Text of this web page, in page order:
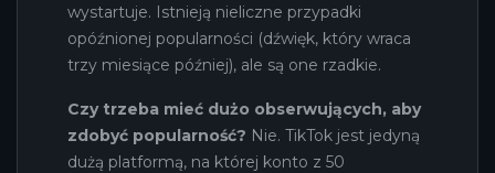
wystartuje. Istnieją nieliczne przypadki
opóźnionej popularności (dźwięk, który wraca
trzy miesiące później), ale są one rzadkie.
Czy trzeba mieć dużo obserwujących, aby
zdobyć popularność? Nie. TikTok jest jedyną
dużą platformą, na której konto z 50